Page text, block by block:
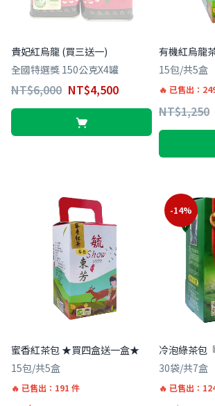
貴妃紅烏龍 (買三送一)
全國特選獎 150公克X4罐
NT$6,000 NT$4,500
有機紅烏龍
15包/共5盒
已售出：
NT$1,250
蜜香紅茶包 ★買四盒送一盒★
15包/共5盒
已售出：191 件
-14%
冷泡綠茶包
30袋/共7盒
已售出：